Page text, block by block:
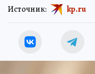
Источник: kp.ru